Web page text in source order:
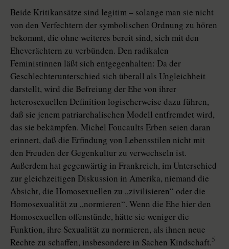
Beide Kritikansätze sind legitim – solange man sie nicht
von den Verfechtern der symbolischen Ordnung zu hören
bekommt, die ohne weiteres bereit sind, sich mit den
Eheverächtern zu verbünden. Den radikalen
Feministinnen läßt sich entgegenhalten: Da der
Geschlechterunterschied sich überall als Ungleichheit
darstellt, wird die Befreiung der Ehe von ihrer
heterosexuellen Definition logischerweise dazu führen,
daß sie jenem patriarchalischen Modell entfremdet wird,
das sie bekämpfen. Michel Foucaults Erben seien daran
erinnert, daß die Erfindung von Lebensstilen nicht mit
den Freuden der Gegenkultur zu verwechseln ist.
Außerdem hat gegenwärtig in Frankreich, im Unterschied
zur gleichzeitigen Diskussion in Amerika, niemand die
Absicht, die Homosexuellen zu „zivilisieren“ oder die
Homosexualität zu „normieren“. Wenn die Ehe hier den
Homosexuellen offenstünde, hätte sie weniger die
Funktion, ihre Sexualität zu normieren, als ihnen neue
Rechte zu schaffen, insbesondere in Sachen Kindschaft.5